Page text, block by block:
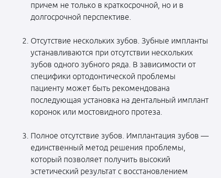
причем не только в краткосрочной, но и в
долгосрочной перспективе.
Отсутствие нескольких зубов. Зубные импланты
устанавливаются при отсутствии нескольких
зубов одного зубного ряда. В зависимости от
специфики ортодонтической проблемы
пациенту может быть рекомендована
последующая установка на дентальный имплант
коронок или мостовидного протеза.
Полное отсутствие зубов. Имплантация зубов —
единственный метод решения проблемы,
который позволяет получить высокий
эстетический результат с восстановлением